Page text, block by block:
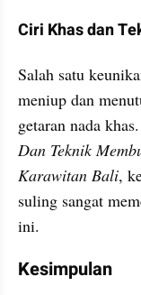
Ciri Khas dan
Salah satu
meniup dan
getaran nada
Dan Teknik
Karawitan Bali,
suling sangat
ini.
Kesimpulan